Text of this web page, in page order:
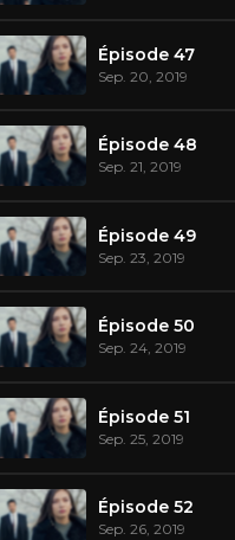
Épisode 47
Sep. 20, 2019
Épisode 48
Sep. 21, 2019
Épisode 49
Sep. 23, 2019
Épisode 50
Sep. 24, 2019
Épisode 51
Sep. 25, 2019
Épisode 52
Sep. 26, 2019